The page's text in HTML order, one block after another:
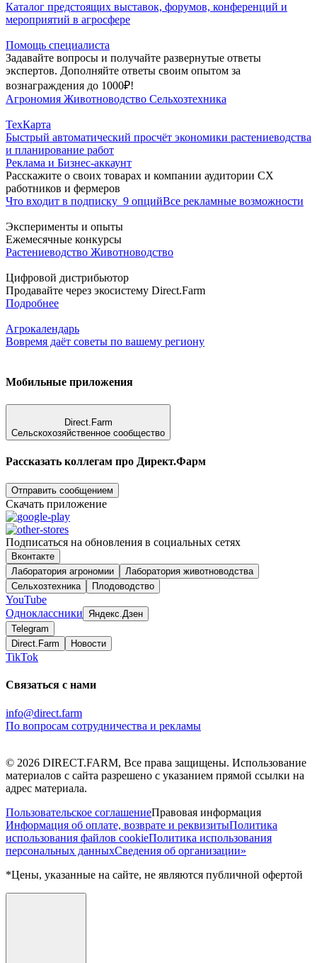
Каталог предстоящих выставок, форумов, конференций и
мероприятий в агросфере
Помощь специалиста
Задавайте вопросы и получайте развернутые ответы
экспертов. Дополняйте ответы своим опытом за
вознаграждения до 1000₽!
Агрономия Животноводство Сельхозтехника
ТехКарта
Быстрый автоматический просчёт экономики растениеводства
и планирование работ
Реклама и Бизнес-аккаунт
Расскажите о своих товарах и компании аудитории СХ
работников и фермеров
Что входит в подписку 9 опцийВсе рекламные возможности
Эксперименты и опыты
Ежемесячные конкурсы
Растениеводство Животноводство
Цифровой дистрибьютор
Продавайте через экосистему Direct.Farm
Подробнее
Агрокалендарь
Вовремя даёт советы по вашему региону
Мобильные приложения
Direct.Farm
Сельскохозяйственное сообщество
Рассказать коллегам про Директ.Фарм
Отправить сообщением
Скачать приложение
Подписаться на обновления в социальных сетях
Вконтакте
Лаборатория агрономии
Лаборатория животноводства
Сельхозтехника
Плодоводство
YouTube
Одноклассники Яндекс.Дзен
Telegram
Direct.Farm
Новости
TikTok
Связаться с нами
info@direct.farm
По вопросам сотрудничества и рекламы
© 2026 DIRECT.FARM, Все права защищены. Использование
материалов с сайта разрешено с указанием прямой ссылки на
адрес материала.
Пользовательское соглашениеПравовая информация
Информация об оплате, возврате и реквизитыПолитика
использования файлов cookieПолитика использования
персональных данныхСведения об организации»
*Цены, указанные на сайте, не являются публичной офертой